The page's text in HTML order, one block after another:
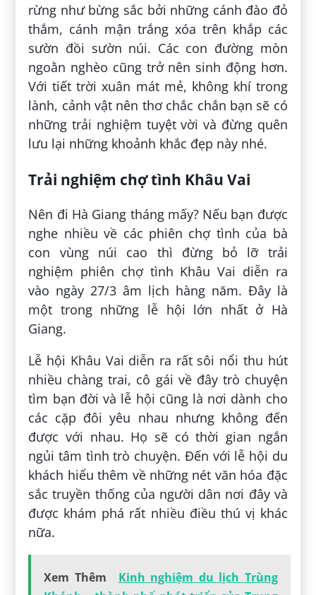
rừng như bừng sắc bởi những cánh đào đỏ
thắm, cánh mận trắng xóa trên khắp các
sườn đồi sườn núi. Các con đường mòn
ngoằn nghèo cũng trở nên sinh động hơn.
Với tiết trời xuân mát mẻ, không khí trong
lành, cảnh vật nên thơ chắc chắn bạn sẽ có
những trải nghiệm tuyệt vời và đừng quên
lưu lại những khoảnh khắc đẹp này nhé.
Trải nghiệm chợ tình Khâu Vai
Nên đi Hà Giang tháng mấy? Nếu bạn được
nghe nhiều về các phiên chợ tình của bà
con vùng núi cao thì đừng bỏ lỡ trải
nghiệm phiên chợ tình Khâu Vai diễn ra
vào ngày 27/3 âm lịch hàng năm. Đây là
một trong những lễ hội lớn nhất ở Hà
Giang.
Lễ hội Khâu Vai diễn ra rất sôi nổi thu hút
nhiều chàng trai, cô gái về đây trò chuyện
tìm bạn đời và lễ hội cũng là nơi dành cho
các cặp đôi yêu nhau nhưng không đến
được với nhau. Họ sẽ có thời gian ngắn
ngủi tâm tình trò chuyện. Đến với lễ hội du
khách hiểu thêm về những nét văn hóa đặc
sắc truyền thống của người dân nơi đây và
được khám phá rất nhiều điều thú vị khác
nữa.
Xem Thêm
Kinh nghiệm du lịch Trùng